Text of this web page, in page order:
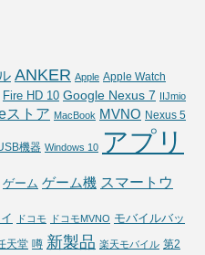
ANKER Apple Apple Watch
Fire HD 10 Google Nexus 7 IIJmio
ストア MacBook MVNO Nexus 5
機器 Windows 10 アプリ
ゲーム ゲーム機 スマートウ
ドコモ ドコモMVNO モバイルバッ
天堂 噂 新製品 楽天モバイル 第2